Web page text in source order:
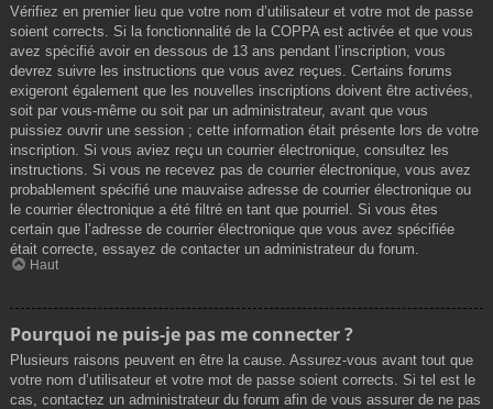
Vérifiez en premier lieu que votre nom d’utilisateur et votre mot de passe
soient corrects. Si la fonctionnalité de la COPPA est activée et que vous
avez spécifié avoir en dessous de 13 ans pendant l’inscription, vous
devrez suivre les instructions que vous avez reçues. Certains forums
exigeront également que les nouvelles inscriptions doivent être activées,
soit par vous-même ou soit par un administrateur, avant que vous
puissiez ouvrir une session ; cette information était présente lors de votre
inscription. Si vous aviez reçu un courrier électronique, consultez les
instructions. Si vous ne recevez pas de courrier électronique, vous avez
probablement spécifié une mauvaise adresse de courrier électronique ou
le courrier électronique a été filtré en tant que pourriel. Si vous êtes
certain que l’adresse de courrier électronique que vous avez spécifiée
était correcte, essayez de contacter un administrateur du forum.
Haut
Pourquoi ne puis-je pas me connecter ?
Plusieurs raisons peuvent en être la cause. Assurez-vous avant tout que
votre nom d’utilisateur et votre mot de passe soient corrects. Si tel est le
cas, contactez un administrateur du forum afin de vous assurer de ne pas